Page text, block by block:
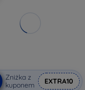
Zniżka z
kuponem
EXTRA10